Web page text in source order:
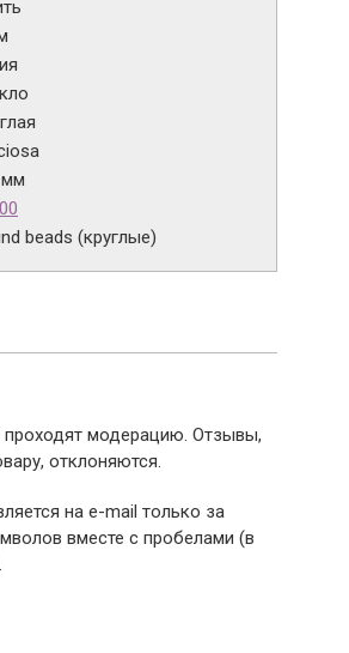
beads (круглые)
модерацию. Отзывы,
отклоняются.
на e-mail только за
вместе с пробелами (в